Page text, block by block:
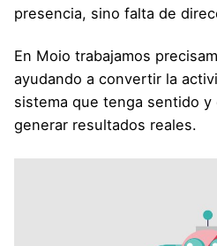
presencia, sino falta de
En Moio trabajamos
ayudando a convertir la
sistema que tenga sentido
generar resultados reales.